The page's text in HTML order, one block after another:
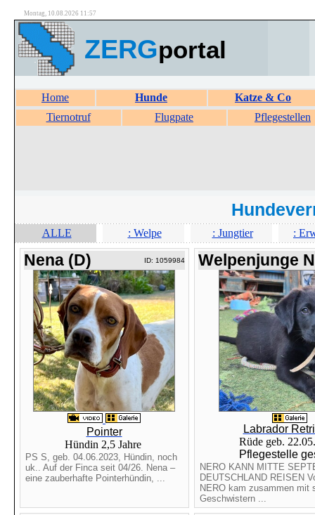
Montag, 10.08.2026 11:57
ZERGportal
Home Hunde
Katze & Co
Tiernotruf
Flugpate Pflegestellen
ALLE : Welpe : Jungtier :
Nena (D) ID: 1059984
Pointer
Hündin 2,5 Jahre
PS S, geb. 04.06.2023, Hündin, noch
uk.. Auf der Finca seit 04/26. Nena –
eine zauberhafte Pointerhündin, ...
Welpenjunge
Labrador
Rüde geb.
Pflegestelle
NERO KANN MITTE
DEUTSCHLAND REISEN
NERO kam zusammen mit
Geschwistern ...